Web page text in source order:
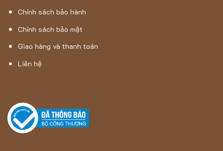
Chính sách bảo hành
Chính sách bảo mật
Giao hàng và thanh toán
Liên hệ